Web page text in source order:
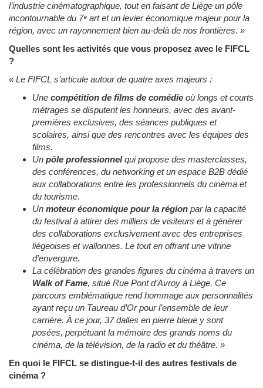
l’industrie cinématographique, tout en faisant de Liège un pôle
incontournable du 7ᵉ art et un levier économique majeur pour la
région, avec un rayonnement bien au-delà de nos frontières. »
Quelles sont les activités que vous proposez avec le FIFCL
?
« Le FIFCL s’articule autour de quatre axes majeurs :
Une compétition de films de comédie où longs et courts
métrages se disputent les honneurs, avec des avant-
premières exclusives, des séances publiques et
scolaires, ainsi que des rencontres avec les équipes des
films.
Un pôle professionnelqui propose des masterclasses,
des conférences, du networking et un espace B2B dédié
aux collaborations entre les professionnels du cinéma et
du tourisme.
Un moteur économique pour la région par la capacité
du festival à attirer des milliers de visiteurs et à générer
des collaborations exclusivement avec des entreprises
liégeoises et wallonnes. Le tout en offrant une vitrine
d’envergure.
La célébration des grandes figures du cinéma à travers un
Walk of Fame, situé Rue Pont d’Avroy à Liège. Ce
parcours emblématique rend hommage aux personnalités
ayant reçu un Taureau d’Or pour l’ensemble de leur
carrière. À ce jour, 37 dalles en pierre bleue y sont
posées, perpétuant la mémoire des grands noms du
cinéma, de la télévision, de la radio et du théâtre. »
En quoi le FIFCL se distingue-t-il des autres festivals de
cinéma ?